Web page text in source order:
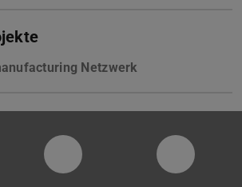
Netzwerk
KanalPTW LinkedIn